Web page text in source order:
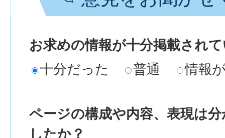
お求めの情報が十分掲載され
十分だった
普通 情報
ページの構成や内容、表現は
したか？